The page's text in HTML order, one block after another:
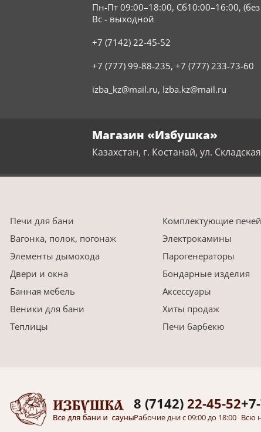
Пн-Пт 09:00–18:00, Сб10:00–16:00,
Вс - выходной
+7 (7142) 22-45-52
+7 (777) 99-88-235, +7 (777) 233-73-60
izba_kz@mail.ru, Izba.kz@mail.ru
Магазин «Избушка»
Казахстан, г. Костанай, ул.
Печи для бани Комплектующие печей
Вагонка, полок, погонаж
Электрокамины
Элементы дымохода
Парогенераторы
Двери и окна
Бондарные изделия
Банная мебель
Аксессуары
Веники для бани
Хиты продаж
Теплицы
Печи барбекю
8 (7142) 22-45-52
Рабочие дни с 09:00 до 18:00 Всю